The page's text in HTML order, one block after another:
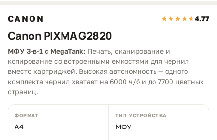
CANON 4.77
Canon PIXMA G2820
МФУ 3-в-1 с MegaTank: Печать, сканирование и
копирование со встроенными емкостями для чернил
вместо картриджей. Высокая автономность — одного
комплекта чернил хватает на 6000 ч/б и до 7700 цветных
страниц.
ФОРМАТ
А4
ТИП УСТРОЙСТВА
МФУ